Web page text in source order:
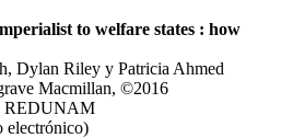
to welfare states : how
Dylan Riley y Patricia Ahmed
Macmillan, ©2016
REDUNAM
electrónico)